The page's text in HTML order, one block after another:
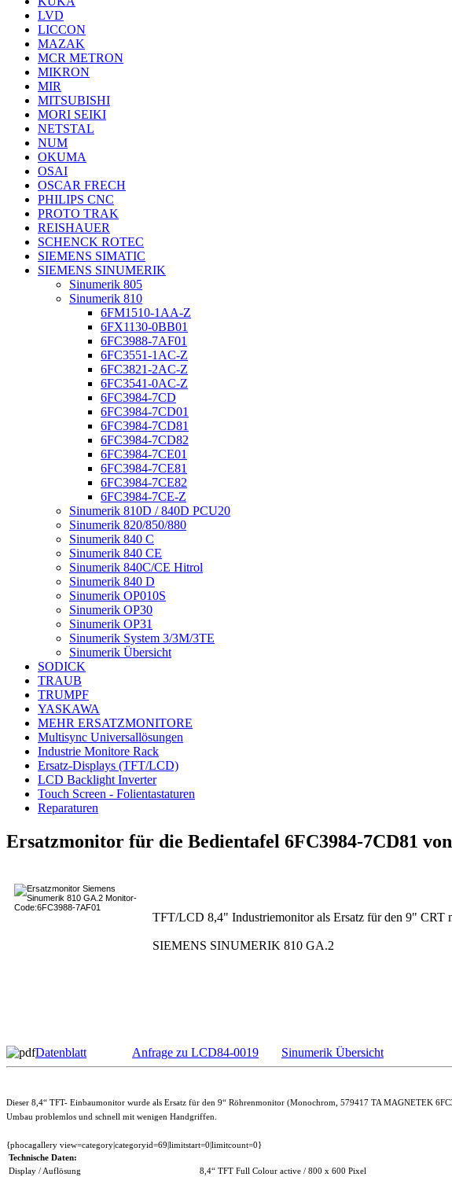
LVD
LICCON
MAZAK
MCR METRON
MIKRON
MIR
MITSUBISHI
MORI SEIKI
NETSTAL
NUM
OKUMA
OSAI
OSCAR FRECH
PHILIPS CNC
PROTO TRAK
REISHAUER
SCHENCK ROTEC
SIEMENS SIMATIC
SIEMENS SINUMERIK
Sinumerik 805
Sinumerik 810
6FM1510-1AA-Z
6FX1130-0BB01
6FC3988-7AF01
6FC3551-1AC-Z
6FC3821-2AC-Z
6FC3541-0AC-Z
6FC3984-7CD
6FC3984-7CD01
6FC3984-7CD81
6FC3984-7CD82
6FC3984-7CE01
6FC3984-7CE81
6FC3984-7CE82
6FC3984-7CE-Z
Sinumerik 810D / 840D PCU20
Sinumerik 820/850/880
Sinumerik 840 C
Sinumerik 840 CE
Sinumerik 840C/CE Hitrol
Sinumerik 840 D
Sinumerik OP010S
Sinumerik OP30
Sinumerik OP31
Sinumerik System 3/3M/3TE
Sinumerik Übersicht
SODICK
TRAUB
TRUMPF
YASKAWA
MEHR ERSATZMONITORE
Multisync Universallösungen
Industrie Monitore Rack
Ersatz-Displays (TFT/LCD)
LCD Backlight Inverter
Touch Screen - Folientastaturen
Reparaturen
Ersatzmonitor für die Bedientafel 6FC3984-7CD81
TFT/LCD 8,4" Industriemonitor als Ersatz für den 9" CRT
SIEMENS SINUMERIK 810 GA.2
Datenblatt Anfrage zu LCD84-0019 Sinumerik Übersicht
Dieser 8,4“ TFT- Einbaumonitor wurde als Ersatz für den 9“ Röhrenmonitor (Monochrom, 579417 TA MAGNETEK
Umbau problemlos und schnell mit wenigen Handgriffen.
{phocagallery view=category|categoryid=69|limitstart=0|limitcount=0}
Technische Daten:
Display / Auflösung
8,4“ TFT Full Colour active / 800 x 600 Pixel